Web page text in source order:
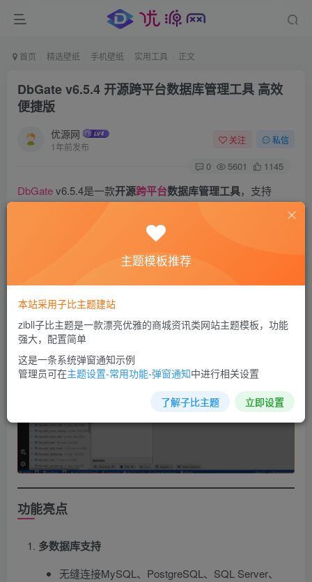
首页 精选壁纸 手机壁纸 实用工具 正文
DbGate v6.5.4 开源跨平台数据库管理工具 高效
便捷版​
优源网
1年前发布
关注 私信
0 5601 1145
DbGatev6.5.4是一款开源跨平台数据库管理工具，支持
SQL编辑、结构同步、ER图可视化、批量导入导出等功能，
适配Windows/Linux/Mac系统，满足开发者与管理员的高效
功能亮点
多数据库支持
无缝连接MySQL、PostgreSQL、SQL Server、
主题模板推荐
本站采用子比主题建站
zibll子比主题是一款漂亮优雅的商城资讯类网站主题模板，功能
强大，配置简单
这是一条系统弹窗通知示例
管理员可在主题设置-常用功能-弹窗通知中进行相关设置
了解子比主题 立即设置